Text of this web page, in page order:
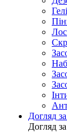
Догляд
Догляд